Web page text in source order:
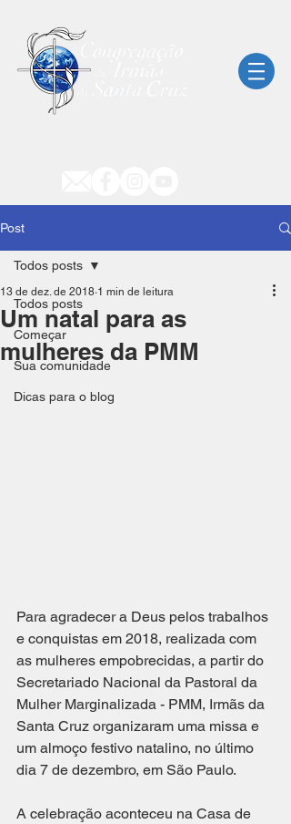
Post
Todos posts
Começar
Sua comunidade
Dicas para o blog
Todos posts
Um natal para as
mulheres da PMM
13 de dez. de 2018 1 min de leitura
Para agradecer a Deus pelos trabalhos
e conquistas em 2018, realizada com
as mulheres empobrecidas, a partir do
Secretariado Nacional da Pastoral da
Mulher Marginalizada - PMM, Irmãs da
Santa Cruz organizaram uma missa e
um almoço festivo natalino, no último
dia 7 de dezembro, em São Paulo.
A celebração aconteceu na Casa de